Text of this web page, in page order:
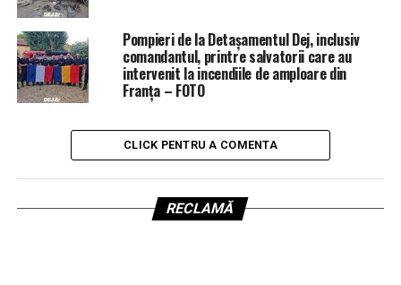
Pompieri de la Detașamentul Dej, inclusiv
comandantul, printre salvatorii care au
intervenit la incendiile de amploare din
Franța – FOTO
CLICK PENTRU A COMENTA
RECLAMĂ